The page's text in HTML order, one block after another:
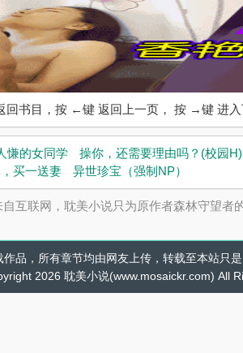
回书目，按 ←键 返回上一页， 按 →键 进入
慊的女同学 操你，还需要理由吗？(校园H)
买一送妻 异世珍宝（强制NP）
自互联网，耽美小说只为原作者森林守望
品，所有章节均由网友上传，转载至本站只
2026 耽美小说(www.mosaickr.com) All